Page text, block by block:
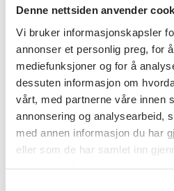
Denne nettsiden anvender
Vi bruker informasjonskapsler
annonser et personlig preg, for
mediefunksjoner og for å
dessuten informasjon om
vårt, med partnerne våre innen
annonsering og analysearbeid,
med annen informasjon du har
eller som de har samlet inn
Annet
Møte 11. mars
Møte 11. mars kl. 15.00 -
Velkommen!